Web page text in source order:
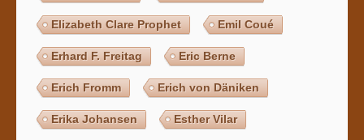
Elizabeth Clare Prophet Emil Coué
Erhard F. Freitag Eric Berne
Erich Fromm Erich von Däniken
Erika Johansen Esther Vilar